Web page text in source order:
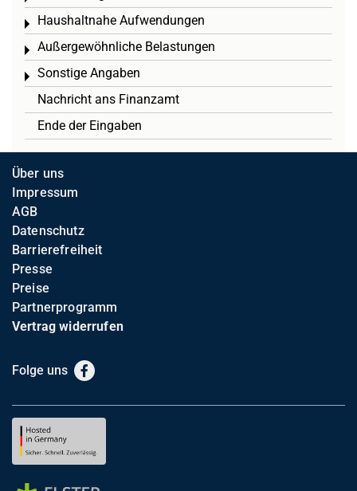
Haushaltnahe Aufwendungen
Toggle menu
Außergewöhnliche Belastungen
Toggle menu
Sonstige Angaben
Toggle menu
Nachricht ans Finanzamt
Ende der Eingaben
Über uns
Impressum
AGB
Datenschutz
Barrierefreiheit
Presse
Preise
Partnerprogramm
Vertrag widerrufen
Folge uns Facebook